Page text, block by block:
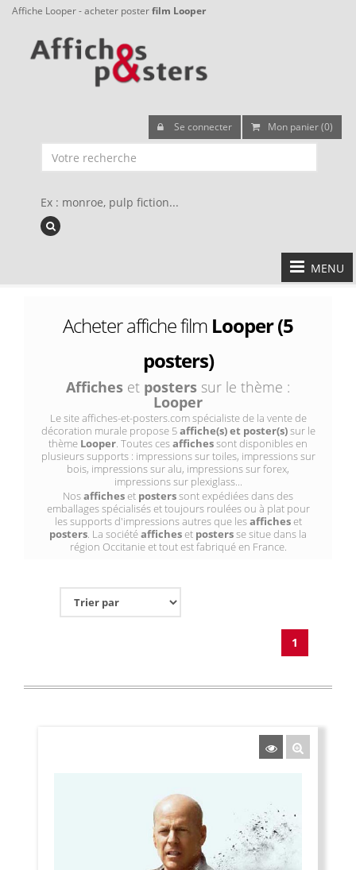
Affiche Looper - acheter posterfilm Looper
Se connecter Mon panier (0)
Ex : monroe, pulp fiction...
MENU
Acheter affiche film Looper (5
posters)
Affiches et posters sur le thème :
Looper
Le site affiches-et-posters.com spécialiste de la vente de
décoration murale propose 5affiche(s) et poster(s)sur le
thème Looper. Toutes cesaffichessont disponibles en
plusieurs supports : impressions sur toiles, impressions sur
bois, impressions sur alu, impressions sur forex,
impressions sur plexiglass...
Nosafficheset posterssont expédiées dans des
emballages spécialisés et toujours roulées ou à plat pour
les supports d'impressions autres que lesafficheset
posters. La sociétéafficheset postersse situe dans la
région Occitanie et tout est fabriqué en France.
1